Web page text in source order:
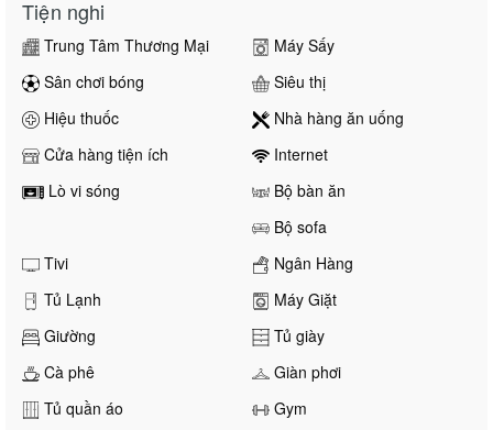
Tiện nghi
Trung Tâm Thương Mại
Máy Sấy
Sân chơi bóng
Siêu thị
Hiệu thuốc
Nhà hàng ăn uống
Cửa hàng tiện ích
Internet
Lò vi sóng
Bộ bàn ăn
Bộ sofa
Tivi
Ngân Hàng
Tủ Lạnh
Máy Giặt
Giường
Tủ giày
Cà phê
Giàn phơi
Tủ quần áo
Gym